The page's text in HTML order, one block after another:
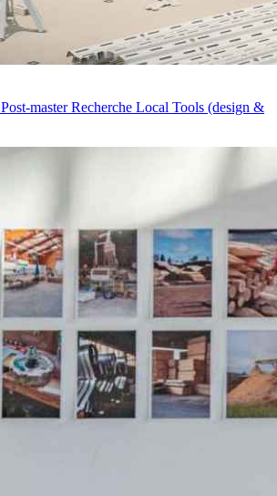
Post-master Recherche Local Tools (design &